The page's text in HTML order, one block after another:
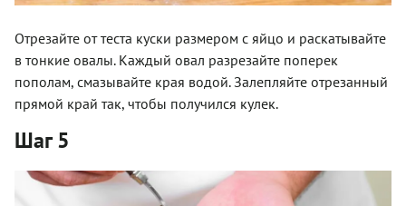
Отрезайте от теста куски размером с яйцо и раскатывайте
в тонкие овалы. Каждый овал разрезайте поперек
пополам, смазывайте края водой. Залепляйте отрезанный
прямой край так, чтобы получился кулек.
Шаг 5